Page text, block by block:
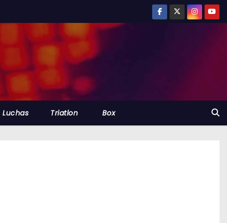
Luchas Triatlon Box